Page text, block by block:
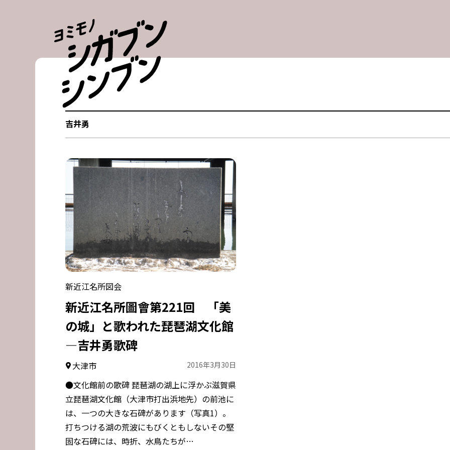
吉井勇
新近江名所図会
新近江名所圖會第221回 「美
の城」と歌われた琵琶湖文化館
―吉井勇歌碑
大津市 2016年3月30日
●文化館前の歌碑 琵琶湖の湖上に浮かぶ滋賀県
立琵琶湖文化館（大津市打出浜地先）の前池に
は、一つの大きな石碑があります（写真1）。
打ちつける湖の荒波にもびくともしないその堅
固な石碑には、時折、水鳥たちが…